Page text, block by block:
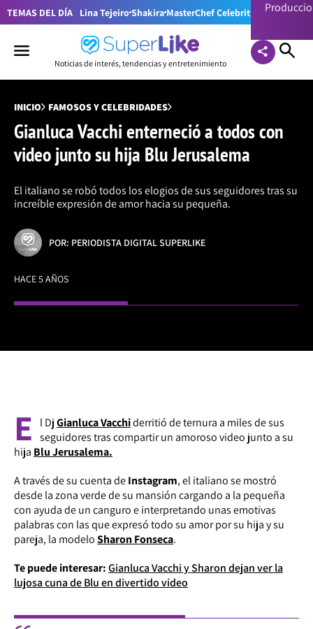
TEMAS DEL DÍA Lina TejeiroShakira MasterChef Celebrity Colombia
Noticias de interés, tendencias y entretenimiento
INICIO FAMOSOS Y CELEBRIDADES
Gianluca Vacchi enterneció a todos con
video junto su hija Blu Jerusalema
El italiano se robó todos los elogios de sus seguidores tras su
increíble expresión de amor hacia su pequeña.
POR: PERIODISTA DIGITAL SUPERLIKE
HACE 5 AÑOS
E l DjGianluca Vacchiderritió de ternura a miles de sus
seguidores tras compartir un amoroso video junto a su
hija Blu Jerusalema.
A través de su cuenta deInstagram, el italiano se mostró
desde la zona verde de su mansión cargando a la pequeña
con ayuda de un canguro e interpretando unas emotivas
palabras con las que expresó todo su amor por su hija y su
pareja, la modeloSharon Fonseca.
Te puede interesar:Gianluca Vacchi y Sharon dejan ver la
lujosa cuna de Blu en divertido video